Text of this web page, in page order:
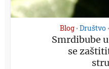
Blog • Društvo •
Smrdibube
se